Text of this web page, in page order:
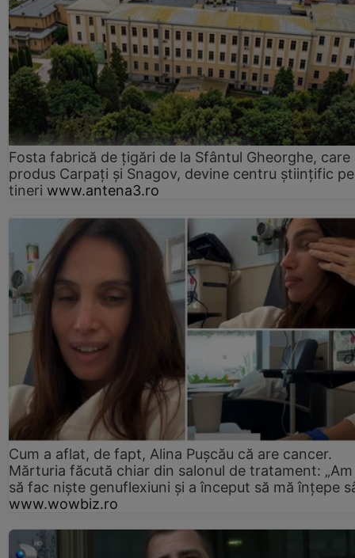
Fosta fabrică de țigări de la Sfântul Gheorghe, care
produs Carpați și Snagov, devine centru științific
tineri www.antena3.ro
Cum a aflat, de fapt, Alina Pușcău că are cancer.
Mărturia făcută chiar din salonul de tratament:
să fac niște genuflexiuni și a început să mă înțepe
www.wowbiz.ro